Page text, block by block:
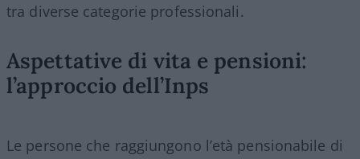
tra diverse categorie professionali.
Aspettative di vita e pensioni:
l’approccio dell’Inps
Le persone che raggiungono l’età pensionabile di